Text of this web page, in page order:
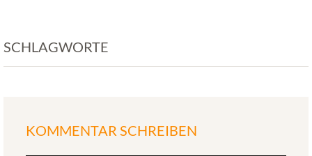
SCHLAGWORTE
KOMMENTAR SCHREIBEN